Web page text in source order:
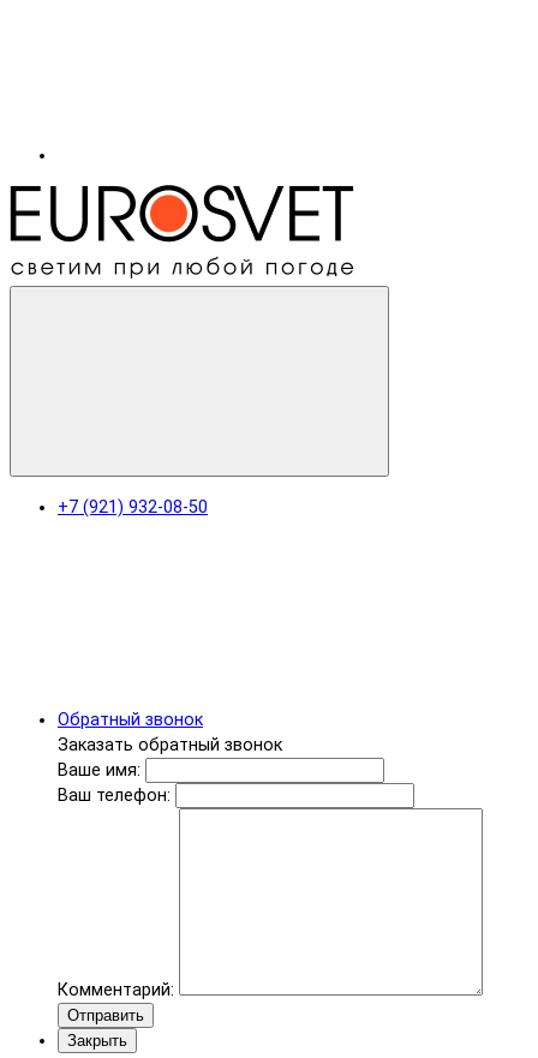
+7 (921) 932-08-50
Обратный звонок
Заказать обратный звонок
Ваше имя:
Ваш телефон:
Комментарий:
Отправить
Закрыть